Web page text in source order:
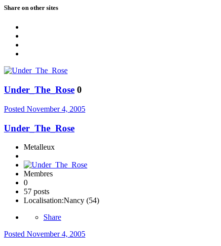
Share on other sites
Under_The_Rose 0
Posted November 4, 2005
Under_The_Rose
Metalleux
Membres
0
57 posts
Localisation:Nancy (54)
Share
Posted November 4, 2005